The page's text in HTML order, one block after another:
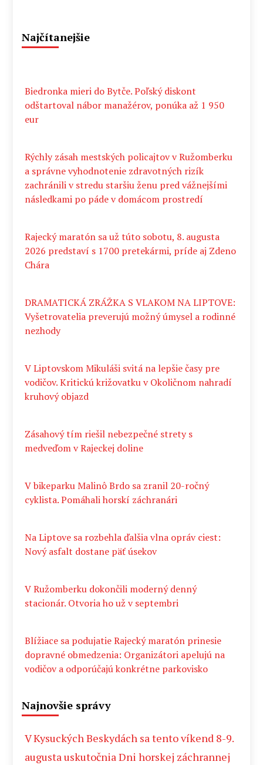
Najčítanejšie
Biedronka mieri do Bytče. Poľský diskont
odštartoval nábor manažérov, ponúka až 1 950
eur
Rýchly zásah mestských policajtov v Ružomberku
a správne vyhodnotenie zdravotných rizík
zachránili v stredu staršiu ženu pred vážnejšími
následkami po páde v domácom prostredí
Rajecký maratón sa už túto sobotu, 8. augusta
2026 predstaví s 1700 pretekármi, príde aj Zdeno
Chára
DRAMATICKÁ ZRÁŽKA S VLAKOM NA LIPTOVE:
Vyšetrovatelia preverujú možný úmysel a rodinné
nezhody
V Liptovskom Mikuláši svitá na lepšie časy pre
vodičov. Kritickú križovatku v Okoličnom nahradí
kruhový objazd
Zásahový tím riešil nebezpečné strety s
medveďom v Rajeckej doline
V bikeparku Malinô Brdo sa zranil 20-ročný
cyklista. Pomáhali horskí záchranári
Na Liptove sa rozbehla ďalšia vlna opráv ciest:
Nový asfalt dostane päť úsekov
V Ružomberku dokončili moderný denný
stacionár. Otvoria ho už v septembri
Blížiace sa podujatie Rajecký maratón prinesie
dopravné obmedzenia: Organizátori apelujú na
vodičov a odporúčajú konkrétne parkovisko
Najnovšie správy
V Kysuckých Beskydách sa tento víkend 8-9.
augusta uskutočnia Dni horskej záchrannej